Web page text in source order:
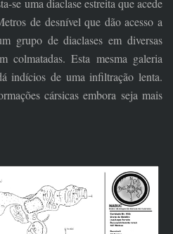
de desnível que dão acesso a
grupo de diaclases em diversas
colmatadas. Esta mesma galeria
indícios de uma infiltração lenta.
cársicas embora seja mais